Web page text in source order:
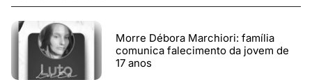
Morre Débora Marchiori: família
comunica falecimento da jovem de
17 anos